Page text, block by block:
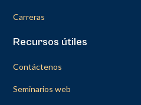
Carreras
Recursos útiles
Contáctenos
Seminarios web